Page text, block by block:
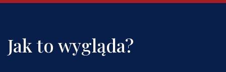
Jak to wygląda?